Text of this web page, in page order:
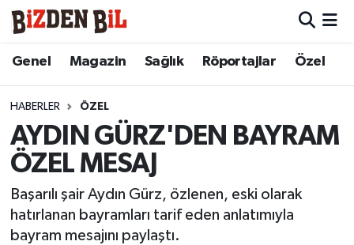
Genel Magazin Sağlık Röportajlar Özel
HABERLER ÖZEL
AYDIN GÜRZ'DEN BAYRAM
ÖZEL MESAJ
Başarılı şair Aydın Gürz, özlenen, eski olarak
hatırlanan bayramları tarif eden anlatımıyla
bayram mesajını paylaştı.
Hava Durumu
Trafik Durumu
Süper Lig Puan Durumu ve Fikstür
Son Dakika Haberleri